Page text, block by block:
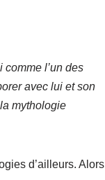
comme l’un des
avec lui et son
mythologie
d’ailleurs. Alors